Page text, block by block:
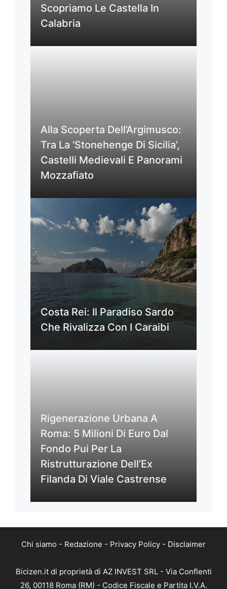
Scopriamo Le Castella In
Calabria
Alla Scoperta Dell’Argimusco:
Tra La ‘Stonehenge Di Sicilia’,
Castelli Medievali E Panorami
Mozzafiato
Costa Rei: Il Paradiso Sardo
Che Rivalizza Con I Caraibi
Rigenerazione Urbana A
Roma: 5 Milioni Di Euro Dal
Fondo Pui Per La
Ristrutturazione Dell’Ex
Filanda Di Viale Castrense
Chi siamo - Redazione - Privacy Policy - Disclaimer
Bicizen.it di proprietà di AZ INVEST SRL - Via Conflenti
26, 00118 Roma (RM) - Codice Fiscale e Partita I.V.A.